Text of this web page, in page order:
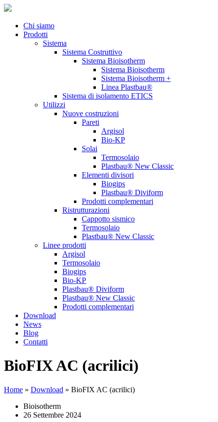
Chi siamo
Prodotti
Sistema
Sistema Costruttivo
Sistema Bioisotherm
Sistema Bioisotherm
Sistema Bioisotherm +
Linea Plastbau®
Sistema di isolamento ETICS
Utilizzi
Nuove costruzioni
Pareti
Argisol
Bio-KP
Solai
Termosolaio
Plastbau® New Classic
Elementi divisori
Biogips
Plastbau® Diviform
Prodotti complementari
Ristrutturazioni
Cappotto sismico
Termosolaio
Plastbau® New Classic
Linee prodotti
Argisol
Termosolaio
Biogips
Bio-KP
Plastbau® Diviform
Plastbau® New Classic
Prodotti complementari
Download
News
Blog
Contatti
BioFIX AC (acrilici)
Home » Download » BioFIX AC (acrilici)
Bioisotherm
26 Settembre 2024